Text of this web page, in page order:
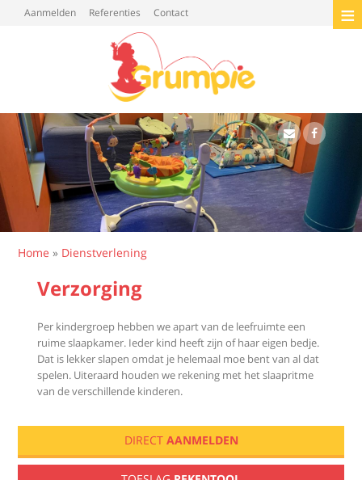
Verzorging | Kinderopvang Grumpie
≡
Verzorging
E-mailFacebook
Top menu
Aanmelden Referenties Contact
Highlights
Fields
You are here
Home » Dienstverlening
Verzorging
Verzorging
Verzorging
Per kindergroep hebben we apart van de leefruimte een
ruime slaapkamer. Ieder kind heeft zijn of haar eigen bedje.
Dat is lekker slapen omdat je helemaal moe bent van al dat
spelen. Uiteraard houden we rekening met het slaapritme
van de verschillende kinderen.
DIRECT AANMELDEN